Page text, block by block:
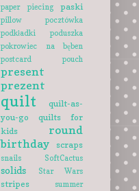
paper piecing
paski
pillow
pocztówka
podkładki
poduszka
pokrowiec na bęben
postcard
pouch
present
prezent
quilt
quilt-as-
you-go
quilts for
kids
round
birthday
scraps
snails SoftCactus
solids Star Wars
stripes
summer